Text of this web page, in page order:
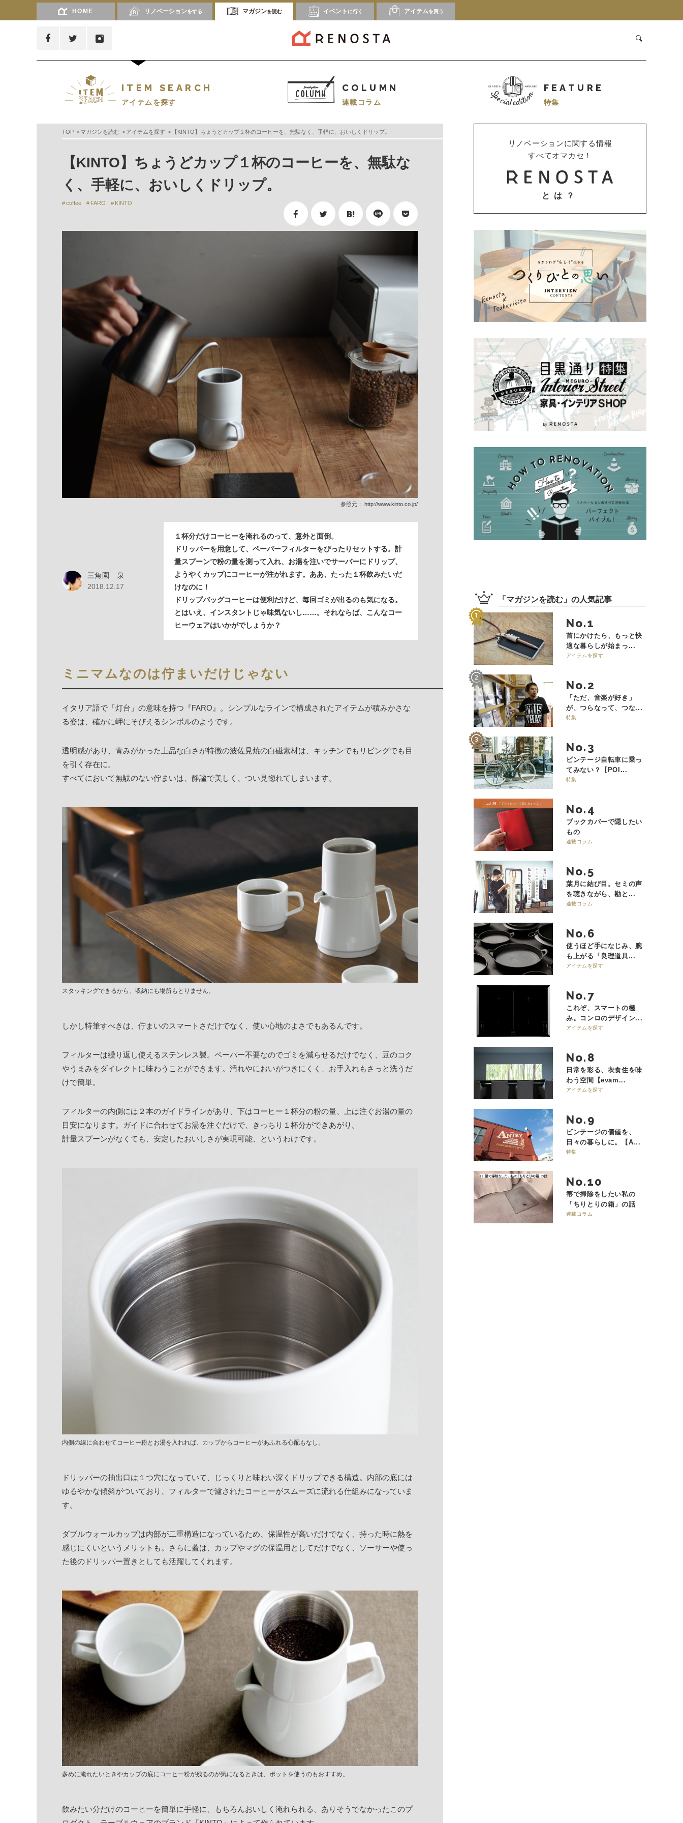
HOME リノベーションをする マガジンを読む イベント に行く アイテムを買う
ITEM SEARCH
アイテムを探す
COLUMN
連載コラム
FEATURE
特集
TOP マガジンを読む アイテムを探す 【KINTO】ちょうどカップ１杯のコーヒーを、無駄なく、手軽に、おいしくドリップ。
【KINTO】ちょうどカップ１杯のコーヒーを、無駄な
く、手軽に、おいしくドリップ。
coffee FARO KINTO
参照元： http://www.kinto.co.jp/
三角園 泉
2018.12.17
１杯分だけコーヒーを淹れるのって、意外と面倒。
ドリッパーを用意して、ペーパーフィルターをぴったりセットする。計
量スプーンで粉の量を測って入れ、お湯を注いでサーバーにドリップ、
ようやくカップにコーヒーが注がれます。ああ、たった１杯飲みたいだ
けなのに！
ドリップバッグコーヒーは便利だけど、毎回ゴミが出るのも気になる。
とはいえ、インスタントじゃ味気ないし……。それならば、こんなコー
ヒーウェアはいかがでしょうか？
ミニマムなのは佇まいだけじゃない
イタリア語で「灯台」の意味を持つ『FARO』。シンプルなラインで構成されたアイテムが積みかさな
る姿は、確かに岬にそびえるシンボルのようです。
透明感があり、青みがかった上品な白さが特徴の波佐見焼の白磁素材は、キッチンでもリビングでも目
を引く存在に。
すべてにおいて無駄のない佇まいは、静謐で美しく、つい見惚れてしまいます。
スタッキングできるから、収納にも場所もとりません。
しかし特筆すべきは、佇まいのスマートさだけでなく、使い心地のよさでもあるんです。
フィルターは繰り返し使えるステンレス製。ペーパー不要なのでゴミを減らせるだけでなく、豆のコク
やうまみをダイレクトに味わうことができます。汚れやにおいがつきにくく、お手入れもさっと洗うだ
けで簡単。
フィルターの内側には２本のガイドラインがあり、下はコーヒー１杯分の粉の量、上は注ぐお湯の量の
目安になります。ガイドに合わせてお湯を注ぐだけで、きっちり１杯分ができあがり。
計量スプーンがなくても、安定したおいしさが実現可能、というわけです。
内側の線に合わせてコーヒー粉とお湯を入れれば、カップからコーヒーがあふれる心配もなし。
ドリッパーの抽出口は１つ穴になっていて、じっくりと味わい深くドリップできる構造。内部の底には
ゆるやかな傾斜がついており、フィルターで濾されたコーヒーがスムーズに流れる仕組みになっていま
す。
ダブルウォールカップは内部が二重構造になっているため、保温性が高いだけでなく、持った時に熱を
感じにくいというメリットも。さらに蓋は、カップやマグの保温用としてだけでなく、ソーサーや使っ
た後のドリッパー置きとしても活躍してくれます。
多めに淹れたいときやカップの底にコーヒー粉が残るのが気になるときは、ポットを使うのもおすすめ。
飲みたい分だけのコーヒーを簡単に手軽に、もちろんおいしく淹れられる、ありそうでなかったこのプ
リノベーションに関する情報
すべてオマカセ！
とは？
「 マガジンを読む 」の人気記事
No.
首にかけたら、もっと快
適な暮らしが始まっ...
アイテムを探す
No.
「ただ、音楽が好き」
が、つらなって、つな...
特集
No.
ビンテージ自転車に乗っ
てみない？【POI...
特集
No.
ブックカバーで隠したい
もの
連載コラム
No.
葉月に結び目。セミの声
を聴きながら、勘と...
連載コラム
No.
使うほど手になじみ、腕
も上がる「良理道具...
アイテムを探す
No.
これぞ、スマートの極
み。コンロのデザイン...
アイテムを探す
No.
日常を彩る、衣食住を味
わう空間【evam...
アイテムを探す
No.
ビンテージの価値を、
日々の暮らしに。【A...
特集
No.
箒で掃除をしたい私の
「ちりとりの箱」の話
連載コラム